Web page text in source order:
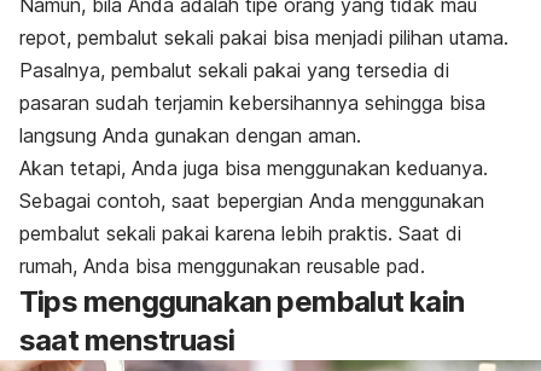
repot, pembalut sekali pakai bisa menjadi pilihan utama.
Pasalnya, pembalut sekali pakai yang tersedia di
pasaran sudah terjamin kebersihannya sehingga bisa
langsung Anda gunakan dengan aman.
Akan tetapi, Anda juga bisa menggunakan keduanya.
Sebagai contoh, saat bepergian Anda menggunakan
pembalut sekali pakai karena lebih praktis. Saat di
rumah, Anda bisa menggunakan reusable pad.
Tips menggunakan pembalut kain
saat menstruasi